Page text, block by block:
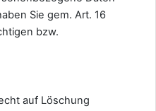
Sie gem. Art. 16
bzw.
auf Löschung